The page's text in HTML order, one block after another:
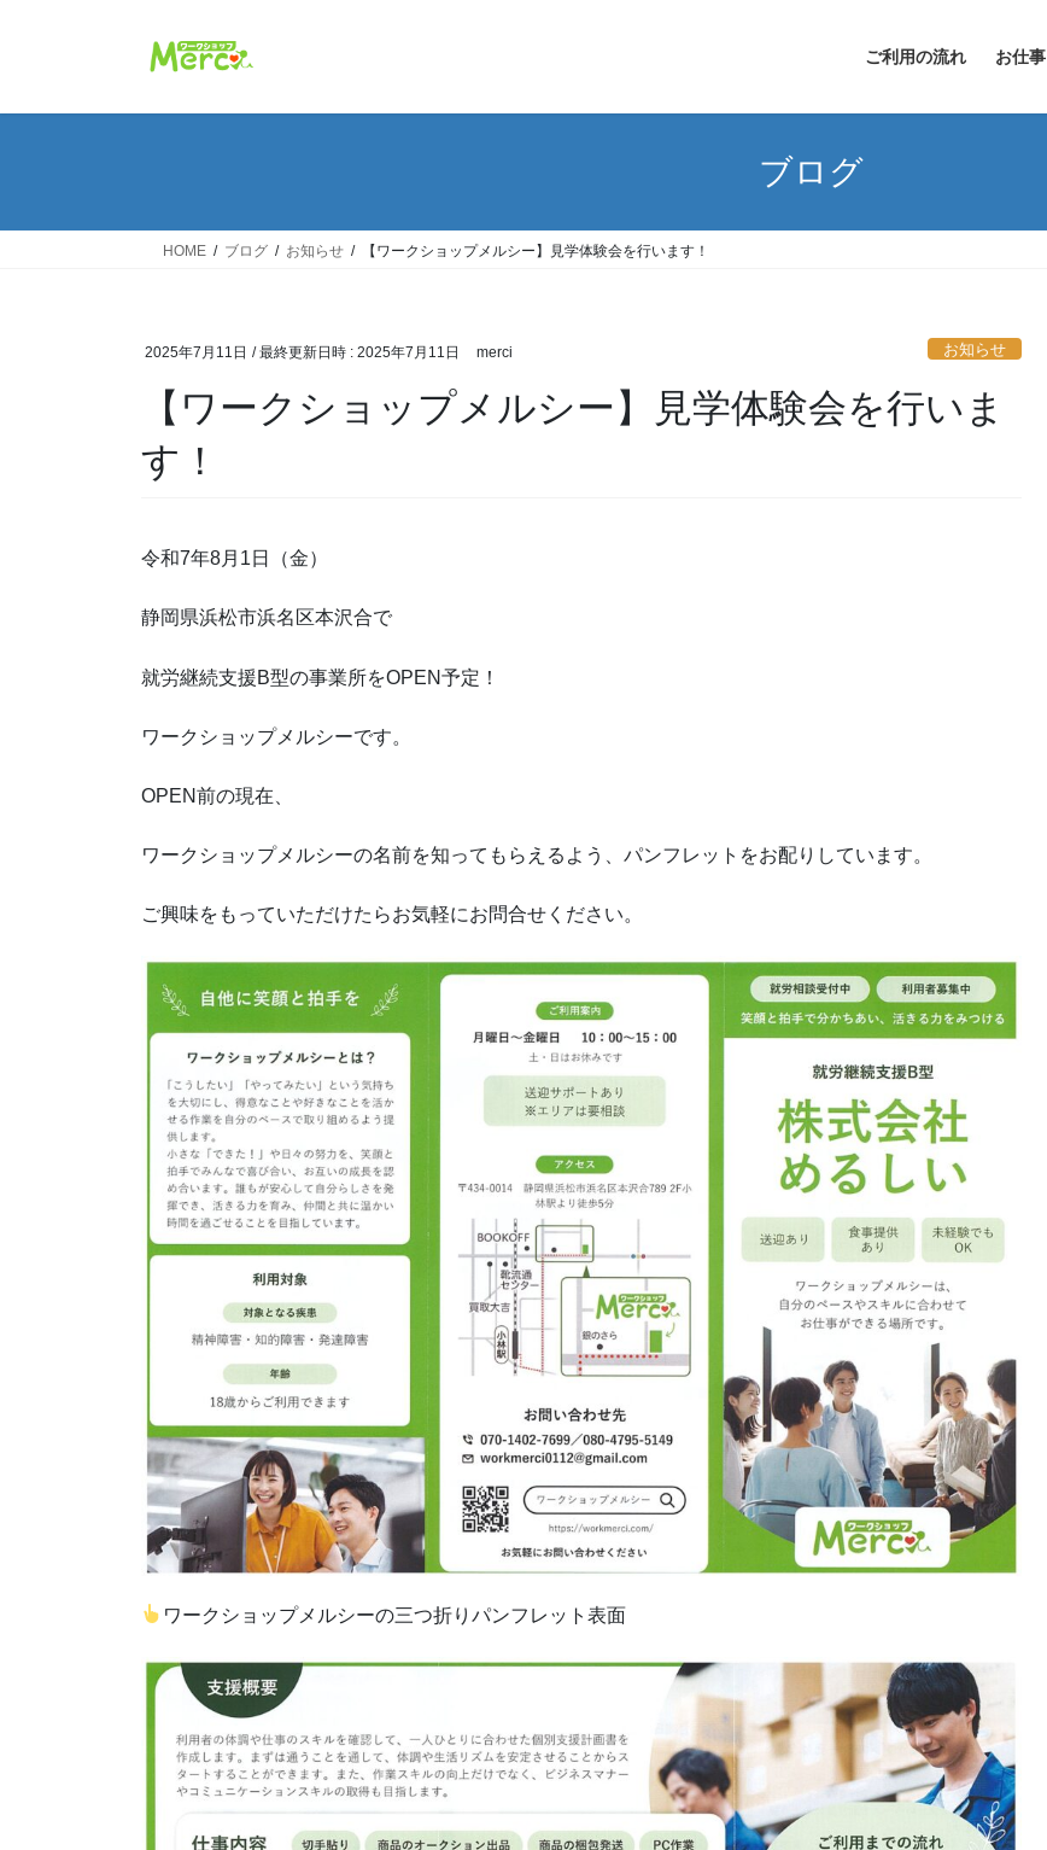
ご利用の流れ お仕事
ブログ
HOME ブログ お知らせ 【ワークショップメルシー】見学体験会を行います！
2025年7月11日 / 最終更新日時 : 2025年7月11日 merci お知らせ
【ワークショップメルシー】見学体験会を行いま
す！
令和7年8月1日（金）
静岡県浜松市浜名区本沢合で
就労継続支援B型の事業所をOPEN予定！
ワークショップメルシーです。
OPEN前の現在、
ワークショップメルシーの名前を知ってもらえるよう、パンフレットをお配りしています。
ご興味をもっていただけたらお気軽にお問合せください。
ワークショップメルシーの三つ折りパンフレット表面